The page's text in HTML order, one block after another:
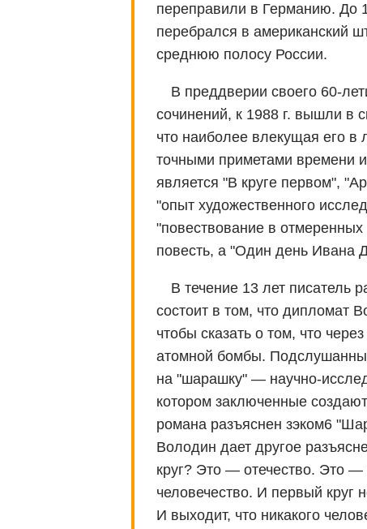
переправили в Германию. До
перебрался в американский
среднюю полосу России.
В преддверии своего 60-
сочинений, к 1988 г. вышли в
что наиболее влекущая его
точными приметами времени
является "В круге первом",
"опыт художественного
"повествование в
повесть, а "Один день Ивана
В течение 13 лет писатель
состоит в том, что дипломат
чтобы сказать о том, что
атомной бомбы.
на "шарашку" — научно-
котором заключенные
романа разъяснен зэком6
Володин дает другое
круг? Это — отечество. Это
человечество. И первый круг
И выходит, что никакого